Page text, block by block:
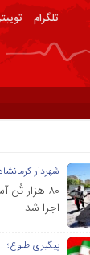
تلگرام
شهردار
۸۰ هزار
اجرا شد
پیگیری طلوع؛